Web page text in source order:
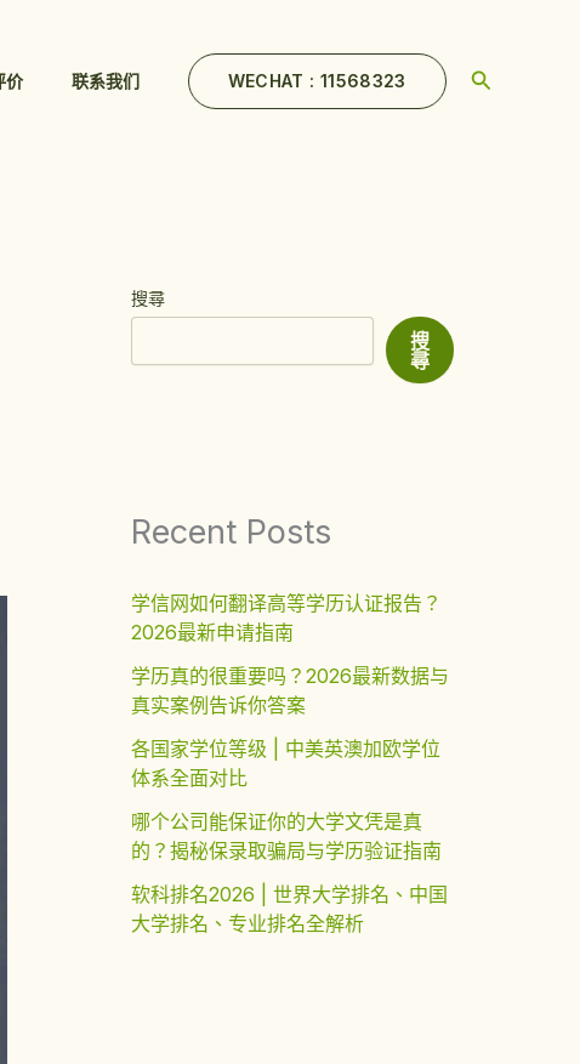
价 联系我们 WECHAT : 11568323 Search
搜尋
搜
尋
Recent Posts
学信网如何翻译高等学历认证报告？
2026最新申请指南
学历真的很重要吗？2026最新数据与
真实案例告诉你答案
各国家学位等级 | 中美英澳加欧学位
体系全面对比
哪个公司能保证你的大学文凭是真
的？揭秘保录取骗局与学历验证指南
软科排名2026 | 世界大学排名、中国
大学排名、专业排名全解析